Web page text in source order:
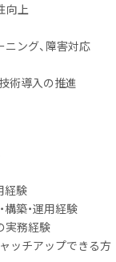
向上
ング、障害対応
術導入の推進
経験
築・運用経験
実務経験
ッチアップできる方